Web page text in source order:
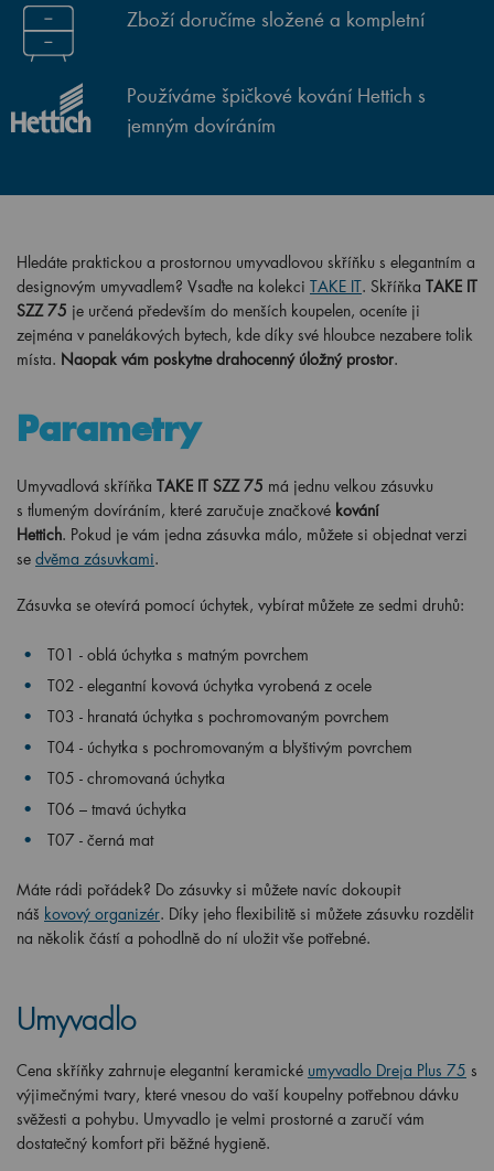
Zboží doručíme složené a kompletní
Používáme špičkové kování Hettich s
jemným dovíráním
Hledáte praktickou a prostornou umyvadlovou skříňku s elegantním a
designovým umyvadlem? Vsaďte na kolekci TAKE IT. Skříňka TAKE IT
SZZ 75 je určená především do menších koupelen, oceníte ji
zejména v panelákových bytech, kde díky své hloubce nezabere tolik
místa. Naopak vám poskytne drahocenný úložný prostor.
Parametry
Umyvadlová skříňka TAKE IT SZZ 75 má jednu velkou zásuvku
s tlumeným dovíráním, které zaručuje značkové kování
Hettich. Pokud je vám jedna zásuvka málo, můžete si objednat verzi
se dvěma zásuvkami.
Zásuvka se otevírá pomocí úchytek, vybírat můžete ze sedmi druhů:
T01 - oblá úchytka s matným povrchem
T02 - elegantní kovová úchytka vyrobená z ocele
T03 - hranatá úchytka s pochromovaným povrchem
T04 - úchytka s pochromovaným a blyštivým povrchem
T05 - chromovaná úchytka
T06 – tmavá úchytka
T07 - černá mat
Máte rádi pořádek? Do zásuvky si můžete navíc dokoupit
náš kovový organizér. Díky jeho flexibilitě si můžete zásuvku rozdělit
na několik částí a pohodlně do ní uložit vše potřebné.
Umyvadlo
Cena skříňky zahrnuje elegantní keramické umyvadlo Dreja Plus 75 s
výjimečnými tvary, které vnesou do vaší koupelny potřebnou dávku
svěžesti a pohybu. Umyvadlo je velmi prostorné a zaručí vám
dostatečný komfort při běžné hygieně.